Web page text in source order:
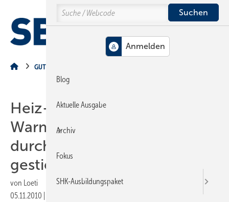
Hauptinhalt
Hauptmenü
SiteSearch
GUT ZU WISSEN
Heiz- und
Warmwasserkosten um
durchschnittlich 18 Prozent
gestiegen
von Loeti
05.11.2010
Search
Blog
Aktuelle Ausgabe
Archiv
Fokus
SHK-Ausbildungspaket